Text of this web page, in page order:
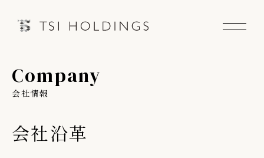
Information
Brand News
Company
会社情報
会社沿革